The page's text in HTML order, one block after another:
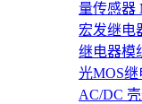
量传感器
宏发继电
继电器模
光MOS继
AC/DC